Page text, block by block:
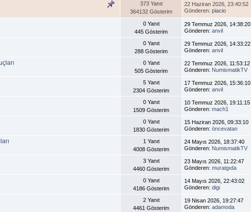
373 Yanıt
364132 Gösterim
22 Haziran 2026, 23:40:52
Gönderen: piacio
0 Yanıt
445 Gösterim
29 Temmuz 2026, 14:38:20
Gönderen: anvil
0 Yanıt
288 Gösterim
29 Temmuz 2026, 14:33:22
Gönderen: anvil
0 Yanıt
505 Gösterim
22 Temmuz 2026, 11:53:12
Gönderen: NumismatikTV
5 Yanıt
2304 Gösterim
17 Temmuz 2026, 15:36:10
Gönderen: anvil
0 Yanıt
1509 Gösterim
10 Temmuz 2026, 19:11:15
Gönderen: mach1
0 Yanıt
1830 Gösterim
15 Haziran 2026, 09:33:10
Gönderen: öncevatan
1 Yanıt
4008 Gösterim
24 Mayıs 2026, 18:37:40
Gönderen: NumismatikTV
3 Yanıt
4460 Gösterim
23 Mayıs 2026, 11:22:47
Gönderen: muratgıda
0 Yanıt
4186 Gösterim
14 Mayıs 2026, 22:43:02
Gönderen: digi
2 Yanıt
4461 Gösterim
19 Nisan 2026, 19:27:47
Gönderen: adamoda